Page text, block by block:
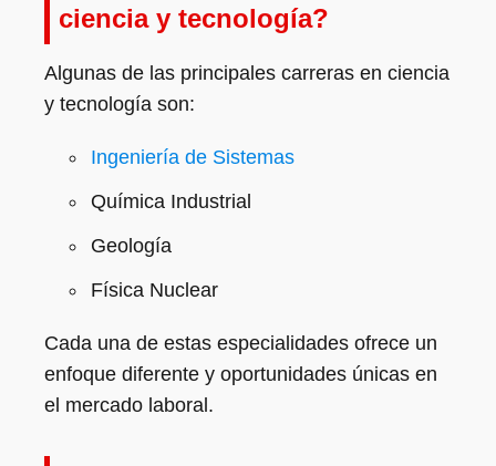
ciencia y tecnología?
Algunas de las principales carreras en ciencia
y tecnología son:
Ingeniería de Sistemas
Química Industrial
Geología
Física Nuclear
Cada una de estas especialidades ofrece un
enfoque diferente y oportunidades únicas en
el mercado laboral.